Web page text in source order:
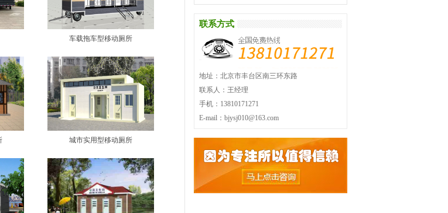
车载拖车型移动厕所
城市实用型移动厕所
联系方式
地址：北京市丰台区南三环东路
联系人：王经理
手机：13810171271
E-mail：bjysj010@163.com